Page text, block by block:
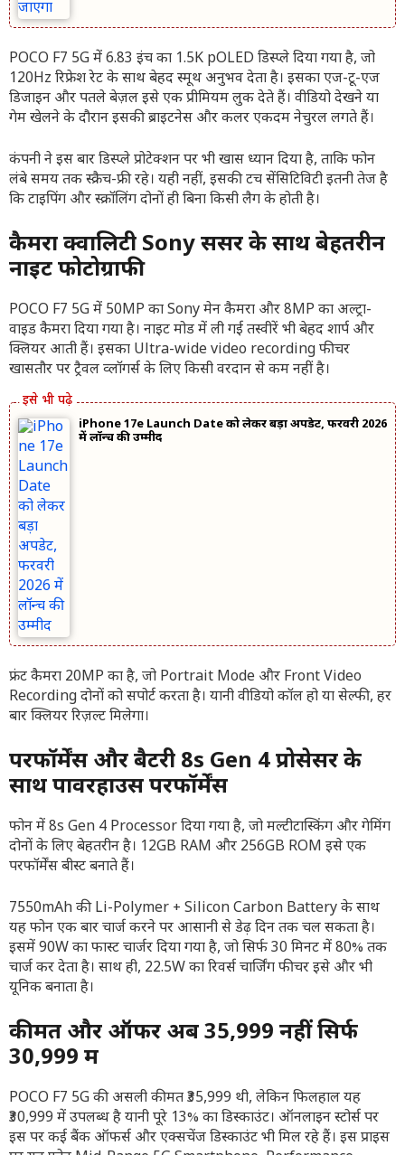
POCO F7 5G में 6.83 इंच का 1.5K pOLED डिस्प्ले दिया गया है, जो
120Hz रिफ्रेश रेट के साथ बेहद स्मूथ अनुभव देता है। इसका एज-टू-एज
डिजाइन और पतले बेज़ल इसे एक प्रीमियम लुक देते हैं। वीडियो देखने या
गेम खेलने के दौरान इसकी ब्राइटनेस और कलर एकदम नेचुरल लगते हैं।
कंपनी ने इस बार डिस्प्ले प्रोटेक्शन पर भी खास ध्यान दिया है, ताकि फोन
लंबे समय तक स्क्रैच-फ्री रहे। यही नहीं, इसकी टच सेंसिटिविटी इतनी तेज है
कि टाइपिंग और स्क्रॉलिंग दोनों ही बिना किसी लैग के होती है।
कैमरा क्वालिटी Sony सेंसर के साथ बेहतरीन
नाइट फोटोग्राफी
POCO F7 5G में 50MP का Sony मेन कैमरा और 8MP का अल्ट्रा-
वाइड कैमरा दिया गया है। नाइट मोड में ली गई तस्वीरें भी बेहद शार्प और
क्लियर आती हैं। इसका Ultra-wide video recording फीचर
खासतौर पर ट्रैवल व्लॉगर्स के लिए किसी वरदान से कम नहीं है।
iPhone 17e Launch Date को लेकर बड़ा अपडेट, फरवरी 2026
में लॉन्च की उम्मीद
फ्रंट कैमरा 20MP का है, जो Portrait Mode और Front Video
Recording दोनों को सपोर्ट करता है। यानी वीडियो कॉल हो या सेल्फी, हर
बार क्लियर रिज़ल्ट मिलेगा।
परफॉर्मेंस और बैटरी 8s Gen 4 प्रोसेसर के
साथ पावरहाउस परफॉर्मेंस
फोन में 8s Gen 4 Processor दिया गया है, जो मल्टीटास्किंग और गेमिंग
दोनों के लिए बेहतरीन है। 12GB RAM और 256GB ROM इसे एक
परफॉर्मेंस बीस्ट बनाते हैं।
7550mAh की Li-Polymer + Silicon Carbon Battery के साथ
यह फोन एक बार चार्ज करने पर आसानी से डेढ़ दिन तक चल सकता है।
इसमें 90W का फास्ट चार्जर दिया गया है, जो सिर्फ 30 मिनट में 80% तक
चार्ज कर देता है। साथ ही, 22.5W का रिवर्स चार्जिंग फीचर इसे और भी
यूनिक बनाता है।
कीमत और ऑफर अब ₹35,999 नहीं सिर्फ
₹30,999 में
POCO F7 5G की असली कीमत ₹35,999 थी, लेकिन फिलहाल यह
₹30,999 में उपलब्ध है यानी पूरे 13% का डिस्काउंट। ऑनलाइन स्टोर्स पर
इस पर कई बैंक ऑफर्स और एक्सचेंज डिस्काउंट भी मिल रहे हैं। इस प्राइस